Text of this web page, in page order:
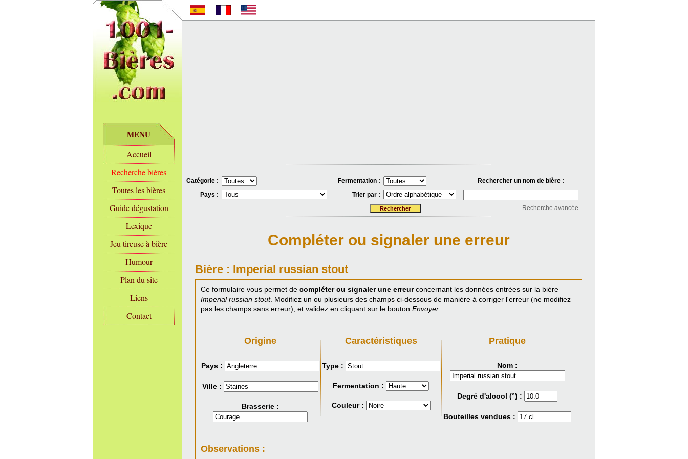
MENU
Accueil
Recherche bières
Toutes les bières
Guide dégustation
Lexique
Jeu tireuse à bière
Humour
Plan du site
Liens
Contact
Catégorie : Fermentation :
Rechercher un nom de bière :
Pays :
Trier par :
Recherche avancée
Compléter ou signaler une erreur
Bière : Imperial russian stout
Ce formulaire vous permet de compléter ou signaler une erreurconcernant les données entrées sur la bière
Imperial russian stout. Modifiez un ou plusieurs des champs ci-dessous de manière à corriger l'erreur (ne modifiez
pas les champs sans erreur), et validez en cliquant sur le bouton Envoyer
Origine
Pays :
Ville :
Brasserie :
Caractéristiques
Type :
Fermentation :
Couleur :
Pratique
Nom :
Degré d'alcool (°) :
Bouteilles vendues :
Observations :